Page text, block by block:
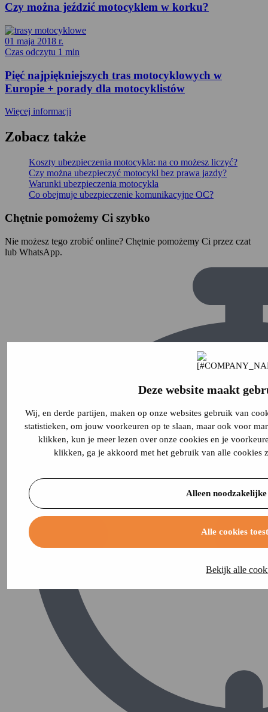
Deze website maakt
Wij, en derde partijen, maken op onze websites gebruik van
statistieken, om jouw voorkeuren op te slaan, maar ook voor
klikken, kun je meer lezen over onze cookies en je
klikken, ga je akkoord met het gebruik van alle cookies
Alleen noodzakelijke
Alle cookies
Bekijk alle
Czy można jeździć motocyklem w korku?
01 maja 2018 r.
Czas odczytu 1 min
Pięć najpiękniejszych tras motocyklowych w
Europie + porady dla motocyklistów
Więcej informacji
Zobacz także
Koszty ubezpieczenia motocykla: na co możesz liczyć?
Czy można ubezpieczyć motocykl bez prawa jazdy?
Warunki ubezpieczenia motocykla
Co obejmuje ubezpieczenie komunikacyjne OC?
Chętnie pomożemy Ci szybko
Nie możesz tego zrobić online? Chętnie pomożemy Ci przez czat
lub WhatsApp.